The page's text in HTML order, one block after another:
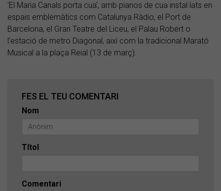
'El Maria Canals porta cua', amb pianos de cua instal·lats en
espais emblemàtics com Catalunya Ràdio, el Port de
Barcelona, el Gran Teatre del Liceu, el Palau Robert o
l’estació de metro Diagonal, així com la tradicional Marató
Musical a la plaça Reial (13 de març).
FES EL TEU COMENTARI
Nom
Títol
Comentari